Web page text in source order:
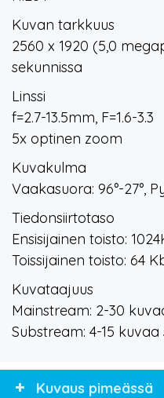
Kuvan tarkkuus
2560 x 1920 (5,0
sekunnissa
Linssi
f=2.7-13.5mm, F=1.6-3.3
5x optinen zoom
Kuvakulma
Vaakasuora: 96°-27°,
Tiedonsiirtotaso
Ensisijainen toisto:
Toissijainen toisto: 64
Kuvataajuus
Mainstream: 2-30
Substream: 4-15 kuvaa
Kuvaus pimeässä